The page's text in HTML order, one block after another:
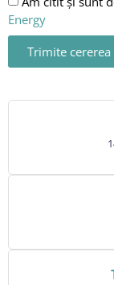
Energy
Trimite cererea